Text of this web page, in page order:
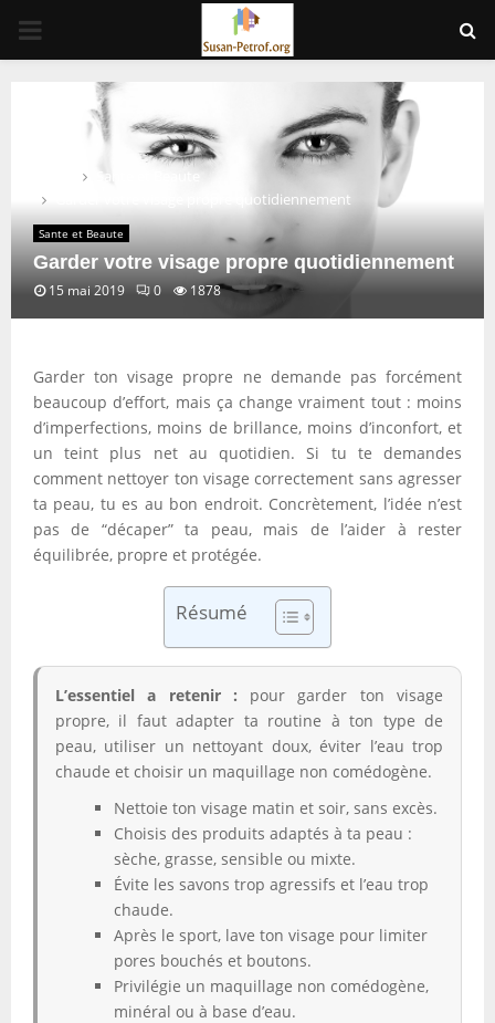
PRIMARY
Sante et Beaute
Garder votre visage propre quotidiennement
Sante et Beaute
Garder votre visage propre quotidiennement
15 mai 2019 0 1878
Garder ton visage propre ne demande pas forcément
beaucoup d’effort, mais ça change vraiment tout : moins
d’imperfections, moins de brillance, moins d’inconfort, et
un teint plus net au quotidien. Si tu te demandes
comment nettoyer ton visage correctement sans agresser
ta peau, tu es au bon endroit. Concrètement, l’idée n’est
pas de “décaper” ta peau, mais de l’aider à rester
équilibrée, propre et protégée.
Résumé
L’essentiel a retenir : pour garder ton visage
propre, il faut adapter ta routine à ton type de
peau, utiliser un nettoyant doux, éviter l’eau trop
chaude et choisir un maquillage non comédogène.
Nettoie ton visage matin et soir, sans excès.
Choisis des produits adaptés à ta peau :
sèche, grasse, sensible ou mixte.
Évite les savons trop agressifs et l’eau trop
chaude.
Après le sport, lave ton visage pour limiter
pores bouchés et boutons.
Privilégie un maquillage non comédogène,
minéral ou à base d’eau.